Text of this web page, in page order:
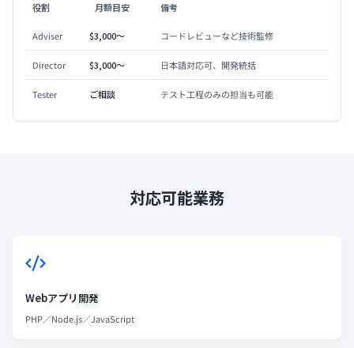
役割 月額目安 備考
Adviser $3,000〜 コードレビューなど技術監修
Director $3,000〜 日本語対応可、開発統括
Tester ご相談 テスト工程のみの担当も可能
対応可能業務
Webアプリ開発
PHP／Node.js／JavaScript